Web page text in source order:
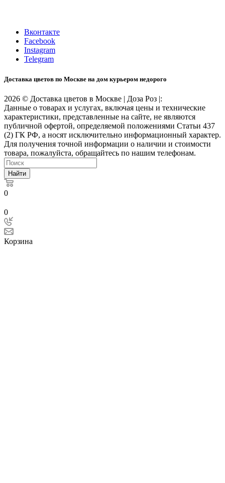
Вконтакте
Facebook
Instagram
Telegram
Доставка цветов по Москве на дом курьером недорого
2026 © Доставка цветов в Москве | Доза Роз |:
Данные о товарах и услугах, включая цены и технические
характеристики, представленные на сайте, не являются
публичной офертой, определяемой положениями Статьи 437
(2) ГК РФ, а носят исключительно информационный характер.
Для получения точной информации о наличии и стоимости
товара, пожалуйста, обращайтесь по нашим телефонам.
Найти
0
0
Корзина